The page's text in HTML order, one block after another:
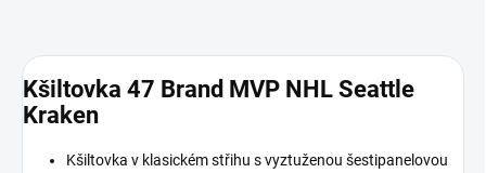
Kšiltovka 47 Brand MVP NHL Seattle
Kraken
Kšiltovka v klasickém střihu s vyztuženou šestipanelovou